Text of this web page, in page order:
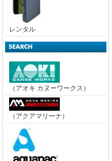
レンタル
（アオキ カヌーワークス）
（アクアマリーナ）